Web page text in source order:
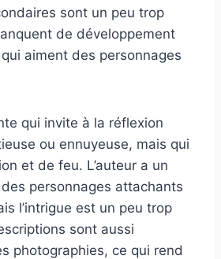
sont un peu trop
de développement
aiment des personnages
qui invite à la réflexion
ou ennuyeuse, mais qui
et de feu. L’auteur a un
personnages attachants
l’intrigue est un peu trop
sont aussi
photographies, ce qui rend